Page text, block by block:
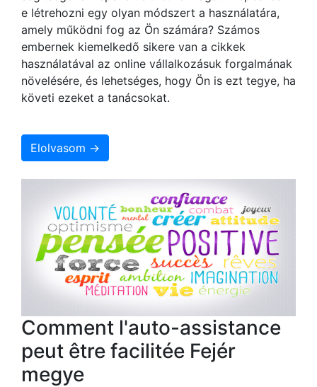
e létrehozni egy olyan módszert a használatára,
amely működni fog az Ön számára? Számos
embernek kiemelkedő sikere van a cikkek
használatával az online vállalkozásuk forgalmának
növelésére, és lehetséges, hogy Ön is ezt tegye, ha
követi ezeket a tanácsokat.
Elolvasom →
Comment l'auto-assistance
peut être facilitée Fejér
megye